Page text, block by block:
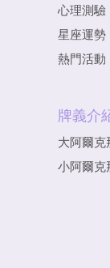
心理測驗
星座運勢
熱門活動
牌義介
大阿爾
小阿爾克